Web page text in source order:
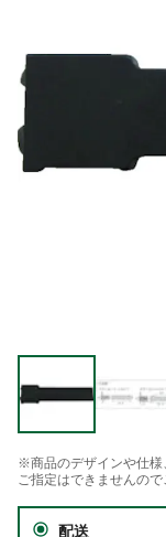
※商品のデザインや仕様
ご指定はできませんので
配送